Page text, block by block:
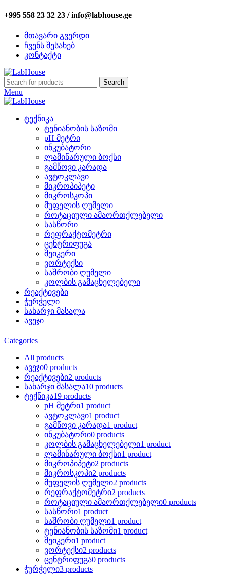
+995 558 23 32 23 / info@labhouse.ge
მთავარი გვერდი
ჩვენს შესახებ
კონტაქტი
Search
Menu
ტექნიკა
ტენიანობის საზომი
pH მეტრი
ინკუბატორი
ლამინარული ბოქსი
გამწოვი კარადა
ავტოკლავი
მიკროპიპეტი
მიკროსკოპი
მუფელის ღუმელი
როტაციული ამაორთქლებელი
სასწორი
რეფრაქტომეტრი
ცენტრიფუგა
შეიკერი
ვორტექსი
საშრობი ღუმელი
კოლბის გამაცხელებელი
რეაქტივები
ჭურჭელი
სახარჯი მასალა
ავეჯი
Categories
All products
ავეჯი0 products
რეაქტივები2 products
სახარჯი მასალა10 products
ტექნიკა19 products
pH მეტრი1 product
ავტოკლავი1 product
გამწოვი კარადა1 product
ინკუბატორი0 products
კოლბის გამაცხელებელი1 product
ლამინარული ბოქსი1 product
მიკროპიპეტი2 products
მიკროსკოპი2 products
მუფელის ღუმელი2 products
რეფრაქტომეტრი2 products
როტაციული ამაორთქლებელი0 products
სასწორი1 product
საშრობი ღუმელი1 product
ტენიანობის საზომი1 product
შეიკერი1 product
ვორტექსი2 products
ცენტრიფუგა0 products
ჭურჭელი3 products